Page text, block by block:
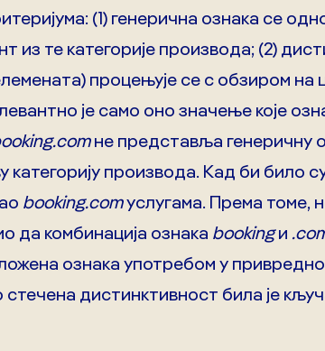
(1) генерична ознака се
из те категорије производа; (2)
процењује се с обзиром на
је само оно значење које
не представља генеричну
категорију производа. Кад би било
booking.comуслугама. Према томе,
да комбинација ознака bookingи
ознака употребом у
дистинктивност била је